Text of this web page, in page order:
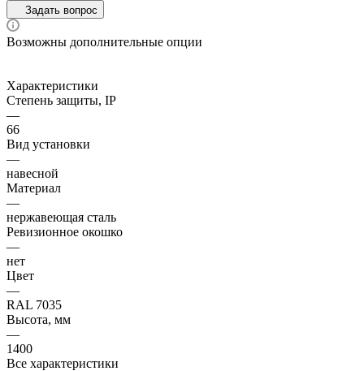
Задать вопрос
Возможны дополнительные опции
Характеристики
Степень защиты, IP
—
66
Вид установки
—
навесной
Материал
—
нержавеющая сталь
Ревизионное окошко
—
нет
Цвет
—
RAL 7035
Высота, мм
—
1400
Все характеристики